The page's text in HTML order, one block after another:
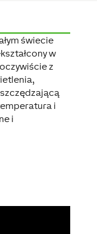
świecie
w
z
i
i